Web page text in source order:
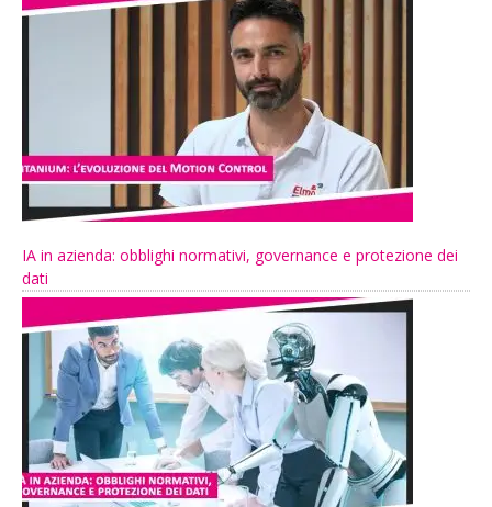
IA in azienda: obblighi normativi, governance e protezione dei
dati